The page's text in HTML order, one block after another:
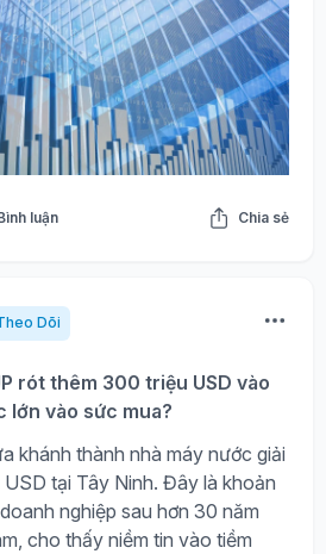
luận Chia sẻ
Dõi
rót thêm 300 triệu USD vào
lớn vào sức mua?
khánh thành nhà máy nước giải
tại Tây Ninh. Đây là khoản
nghiệp sau hơn 30 năm
cho thấy niềm tin vào tiềm